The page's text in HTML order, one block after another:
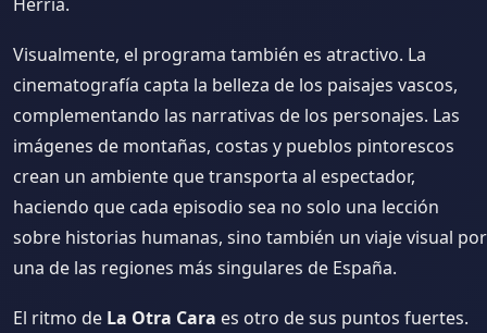
Visualmente, el programa también es atractivo. La
cinematografía capta la belleza de los paisajes vascos,
complementando las narrativas de los personajes. Las
imágenes de montañas, costas y pueblos pintorescos
crean un ambiente que transporta al espectador,
haciendo que cada episodio sea no solo una lección
sobre historias humanas, sino también un viaje visual por
una de las regiones más singulares de España.
El ritmo de La Otra Cara es otro de sus puntos fuertes.